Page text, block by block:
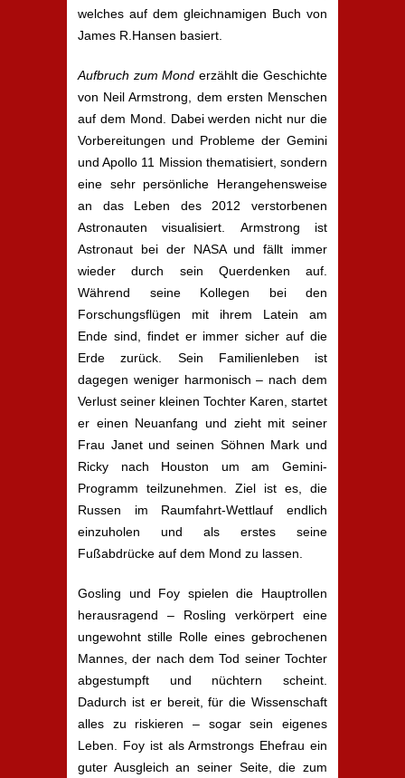
welches auf dem gleichnamigen Buch von
James R.Hansen basiert.
Aufbruch zum Mond erzählt die Geschichte
von Neil Armstrong, dem ersten Menschen
auf dem Mond. Dabei werden nicht nur die
Vorbereitungen und Probleme der Gemini
und Apollo 11 Mission thematisiert, sondern
eine sehr persönliche Herangehensweise
an das Leben des 2012 verstorbenen
Astronauten visualisiert. Armstrong ist
Astronaut bei der NASA und fällt immer
wieder durch sein Querdenken auf.
Während seine Kollegen bei den
Forschungsflügen mit ihrem Latein am
Ende sind, findet er immer sicher auf die
Erde zurück. Sein Familienleben ist
dagegen weniger harmonisch – nach dem
Verlust seiner kleinen Tochter Karen, startet
er einen Neuanfang und zieht mit seiner
Frau Janet und seinen Söhnen Mark und
Ricky nach Houston um am Gemini-
Programm teilzunehmen. Ziel ist es, die
Russen im Raumfahrt-Wettlauf endlich
einzuholen und als erstes seine
Fußabdrücke auf dem Mond zu lassen.
Gosling und Foy spielen die Hauptrollen
herausragend – Rosling verkörpert eine
ungewohnt stille Rolle eines gebrochenen
Mannes, der nach dem Tod seiner Tochter
abgestumpft und nüchtern scheint.
Dadurch ist er bereit, für die Wissenschaft
alles zu riskieren – sogar sein eigenes
Leben. Foy ist als Armstrongs Ehefrau ein
guter Ausgleich an seiner Seite, die zum